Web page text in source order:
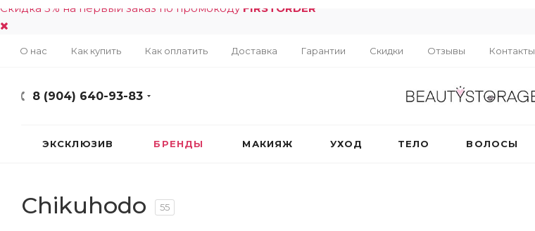
Скидка 5% на первый заказ по промокоду FIRSTORDER
О нас Как купить Как оплатить Доставка Гарантии Скидки Отзывы Контакты
8 (904) 640-93-83
ЭКСКЛЮЗИВ БРЕНДЫ МАКИЯЖ УХОД ТЕЛО ВОЛОСЫ
Chikuhodo 55